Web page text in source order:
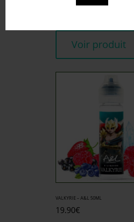
Voir produit
VALKYRIE – A&L 50ML
19.90€